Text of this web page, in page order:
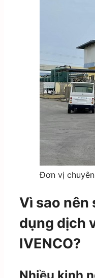
Đơn vị
Vì sao nên
dụng dịch
IVENCO?
Nhiều kinh